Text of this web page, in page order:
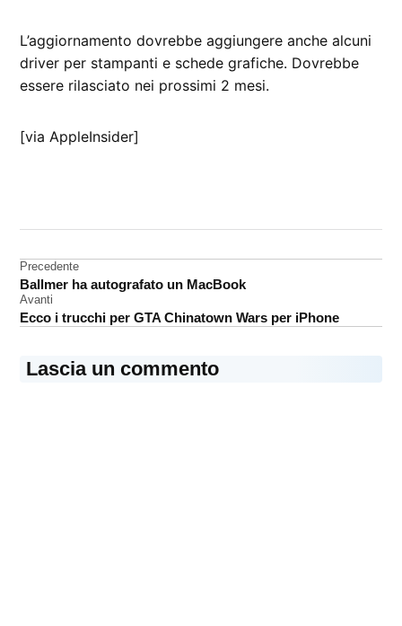
L’aggiornamento dovrebbe aggiungere anche alcuni
driver per stampanti e schede grafiche. Dovrebbe
essere rilasciato nei prossimi 2 mesi.
[via AppleInsider]
OS
X
Leopard
Navigazione
articoli
Precedente
Ballmer ha autografato un MacBook
Avanti
Ecco i trucchi per GTA Chinatown Wars per iPhone
Lascia un commento